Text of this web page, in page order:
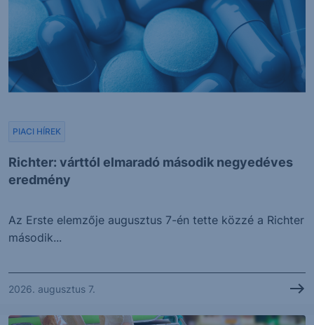
Richter: várttól elmaradó második negyedéves
eredmény
PIACI HÍREK
Az Erste elemzője augusztus 7-én tette közzé a Richter
második...
2026. augusztus 7.